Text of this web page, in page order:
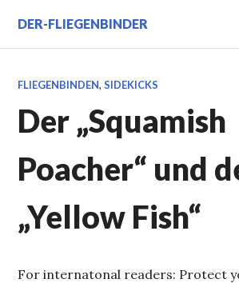
Inhalt
springen
DER-FLIEGENBINDER
FLIEGENBINDEN,SIDEKICKS
Der „Squamish
Poacher“ und
„Yellow Fish“
For internatonal readers: Protect